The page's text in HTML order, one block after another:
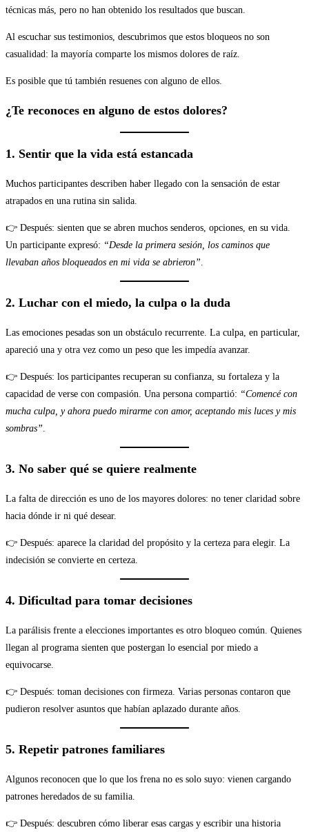
técnicas más, pero no han obtenido los resultados que buscan.
Al escuchar sus testimonios, descubrimos que estos bloqueos no son
casualidad: la mayoría comparte los mismos dolores de raíz.
Es posible que tú también resuenes con alguno de ellos.
¿Te reconoces en alguno de estos dolores?
1. Sentir que la vida está estancada
Muchos participantes describen haber llegado con la sensación de estar
atrapados en una rutina sin salida.
👉 Después: sienten que se abren muchos senderos, opciones, en su vida.
Un participante expresó: “Desde la primera sesión, los caminos que
llevaban años bloqueados en mi vida se abrieron”.
2. Luchar con el miedo, la culpa o la duda
Las emociones pesadas son un obstáculo recurrente. La culpa, en particular,
apareció una y otra vez como un peso que les impedía avanzar.
👉 Después: los participantes recuperan su confianza, su fortaleza y la
capacidad de verse con compasión. Una persona compartió: “Comencé con
mucha culpa, y ahora puedo mirarme con amor, aceptando mis luces y mis
sombras”.
3. No saber qué se quiere realmente
La falta de dirección es uno de los mayores dolores: no tener claridad sobre
hacia dónde ir ni qué desear.
👉 Después: aparece la claridad del propósito y la certeza para elegir. La
indecisión se convierte en certeza.
4. Dificultad para tomar decisiones
La parálisis frente a elecciones importantes es otro bloqueo común. Quienes
llegan al programa sienten que postergan lo esencial por miedo a
equivocarse.
👉 Después: toman decisiones con firmeza. Varias personas contaron que
pudieron resolver asuntos que habían aplazado durante años.
5. Repetir patrones familiares
Algunos reconocen que lo que los frena no es solo suyo: vienen cargando
patrones heredados de su familia.
👉 Después: descubren cómo liberar esas cargas y escribir una historia